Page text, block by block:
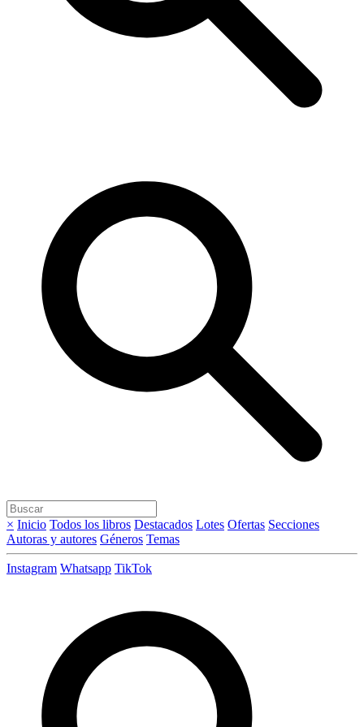
× Inicio Todos los libros Destacados Lotes Ofertas Secciones
Autoras y autores Géneros Temas
Instagram Whatsapp TikTok